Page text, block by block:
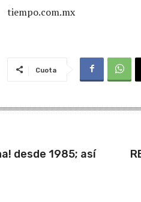
tiempo.com.mx
Cuota
desde 1985; así